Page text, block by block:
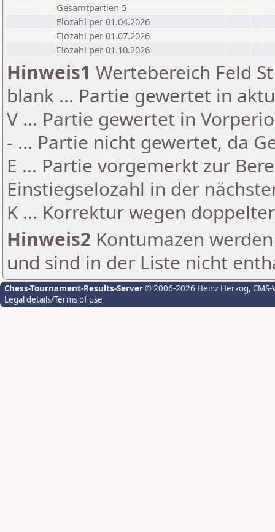
Gesamtpartien 5
Elozahl per 01.04.2026
Elozahl per 01.07.2026
Elozahl per 01.10.2026
Hinweis1 Wertebereich Feld
blank ... Partie gewertet in
V ... Partie gewertet in
- ... Partie nicht gewertet, da
E ... Partie vorgemerkt zur
Einstiegselozahl in der
K ... Korrektur wegen
Hinweis2 Kontumazen
und sind in der Liste nicht
Chess-Tournament-Results-Server© 2006-2026 Heinz Herzog,
Legal details/Terms of use